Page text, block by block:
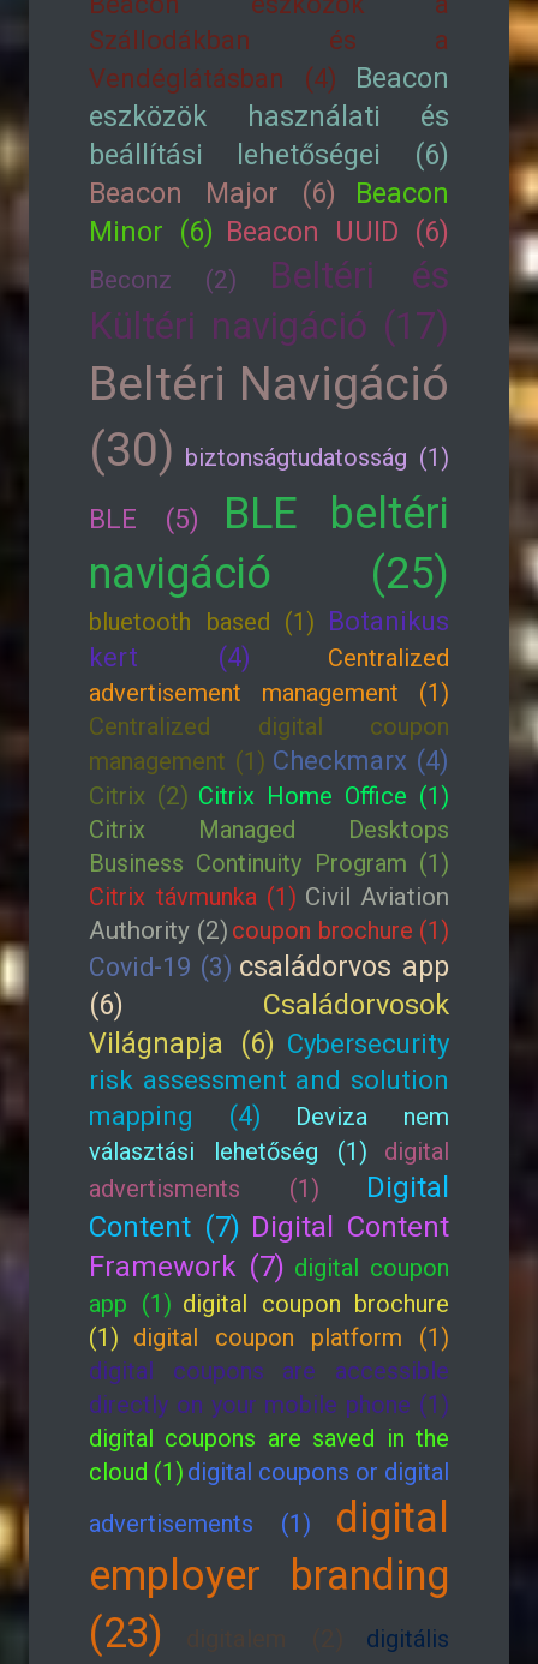
Szállodákban és a
Vendéglátásban (4)
Beacon
eszközök használati és
beállítási lehetőségei (6)
Beacon Major (6)
Beacon
Minor (6) Beacon UUID (6)
Beconz (2)
Beltéri és
Kültéri navigáció (17)
Beltéri Navigáció
(30) biztonságtudatosság (1)
BLE (5)
BLE beltéri
navigáció (25)
bluetooth based (1) Botanikus
kert (4)
Centralized
advertisement management (1)
Centralized digital coupon
management (1) Checkmarx (4)
Citrix (2) Citrix Home Office (1)
Citrix Managed Desktops
Business Continuity Program (1)
Citrix távmunka (1) Civil Aviation
Authority (2) coupon brochure (1)
Covid-19 (3) családorvos app
(6)
Családorvosok
Világnapja (6) Cybersecurity
risk assessment and solution
mapping (4)
Deviza nem
választási lehetőség (1)
digital
advertisments (1)
Digital
Content (7) Digital Content
Framework (7) digital coupon
app (1) digital coupon brochure
(1) digital coupon platform (1)
digital coupons are accessible
directly on your mobile phone (1)
digital coupons are saved in the
cloud (1) digital coupons or digital
advertisements (1)
digital
employer branding
(23)
digitális